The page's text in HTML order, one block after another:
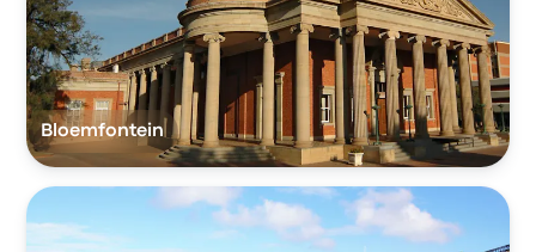
Bloemfontein